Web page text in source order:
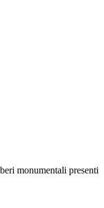
monumentali presenti